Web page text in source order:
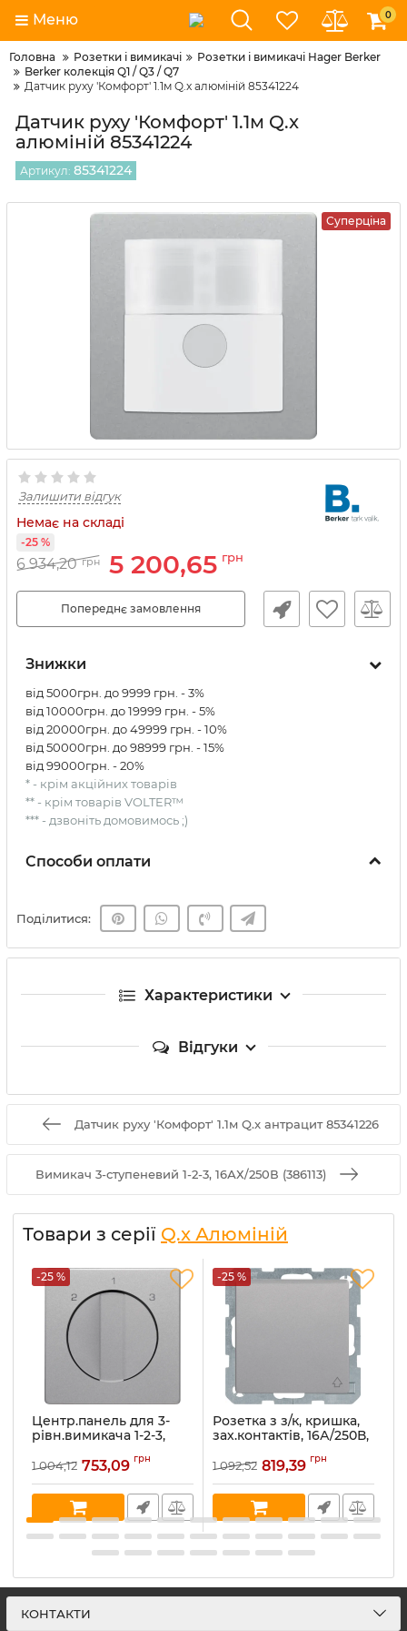
Меню 0
Головна Розетки і вимикачі
Розетки і вимикачі Hager Berker
Berker колекція Q1 / Q3 / Q7
Датчик руху 'Комфорт' 1.1м Q.x алюміній 85341224
Датчик руху 'Комфорт' 1.1м Q.x
алюміній 85341224
Артикул: 85341224
Суперціна
Залишити відгук
Немає на складі
6 934,20 грн 5 200,65 грн
-25 %
Попереднє замовлення
Знижки
від 5000грн. до 9999 грн. - 3%
від 10000грн. до 19999 грн. - 5%
від 20000грн. до 49999 грн. - 10%
від 50000грн. до 98999 грн. - 15%
від 99000грн. - 20%
* - крім акційних товарів
** - крім товарів VOLTER™
*** - дзвоніть домовимось ;)
Способи оплати
Поділитися:
Характеристики
Відгуки
Датчик руху 'Комфорт' 1.1м Q.x антрацит 85341226
Вимикач 3-ступеневий 1-2-3, 16АХ/250В (386113)
Товари з серії Q.x Алюміній
-25 %
Центр.панель для 3-
рівн.вимикача 1-2-3,
1084608400
Артикул:1084608400
В наявності:
1 004,12 753,09 грн
-25 %
Розетка з з/к, кришка,
зах.контактів, 16А/250В,
Артикул: 47516084
В наявності:6
1 092,52 819,39 грн
КОНТАКТИ